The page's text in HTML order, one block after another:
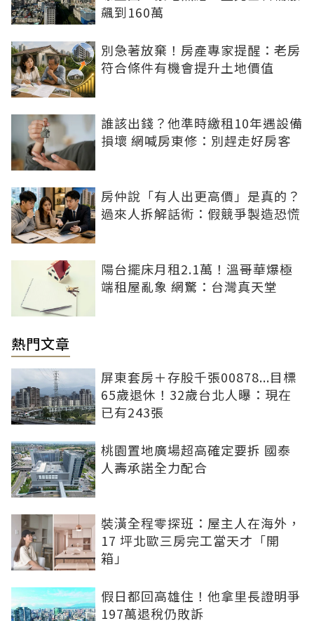
飆到160萬
別急著放棄！房產專家提醒：老房
符合條件有機會提升土地價值
誰該出錢？他準時繳租10年遇設備
損壞 網喊房東修：別趕走好房客
房仲說「有人出更高價」是真的？
過來人拆解話術：假競爭製造恐慌
陽台擺床月租2.1萬！溫哥華爆極
端租屋亂象 網驚：台灣真天堂
熱門文章
屏東套房＋存股千張00878...目標
65歲退休！32歲台北人曝：現在
已有243張
桃園置地廣場超高確定要拆 國泰
人壽承諾全力配合
裝潢全程零探班：屋主人在海外，
17 坪北歐三房完工當天才「開
箱」
假日都回高雄住！他拿里長證明爭
197萬退稅仍敗訴